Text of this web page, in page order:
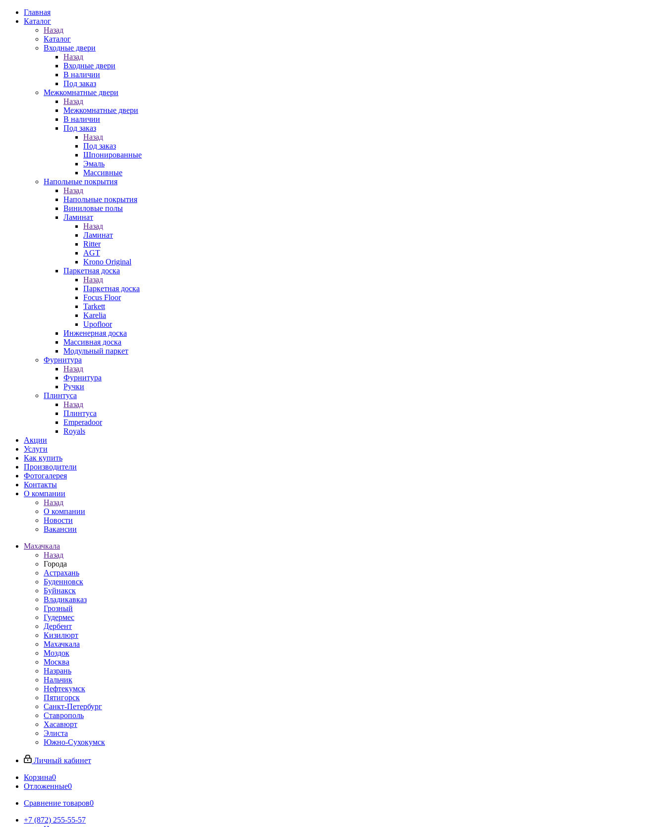
Главная
Каталог
Назад
Каталог
Входные двери
Назад
Входные двери
В наличии
Под заказ
Межкомнатные двери
Назад
Межкомнатные двери
В наличии
Под заказ
Назад
Под заказ
Шпонированные
Эмаль
Массивные
Напольные покрытия
Назад
Напольные покрытия
Виниловые полы
Ламинат
Назад
Ламинат
Ritter
AGT
Krono Original
Паркетная доска
Назад
Паркетная доска
Focus Floor
Tarkett
Karelia
Upofloor
Инженерная доска
Массивная доска
Модульный паркет
Фурнитура
Назад
Фурнитура
Ручки
Плинтуса
Назад
Плинтуса
Emperadoor
Royals
Акции
Услуги
Как купить
Производители
Фотогалерея
Контакты
О компании
Назад
О компании
Новости
Вакансии
Махачкала
Назад
Города
Астрахань
Буденновск
Буйнакск
Владикавказ
Грозный
Гудермес
Дербент
Кизилюрт
Махачкала
Моздок
Москва
Назрань
Нальчик
Нефтекумск
Пятигорск
Санкт-Петербург
Ставрополь
Хасавюрт
Элиста
Южно-Сухокумск
Личный кабинет
Корзина0
Отложенные0
Сравнение товаров0
+7 (872) 255-55-57